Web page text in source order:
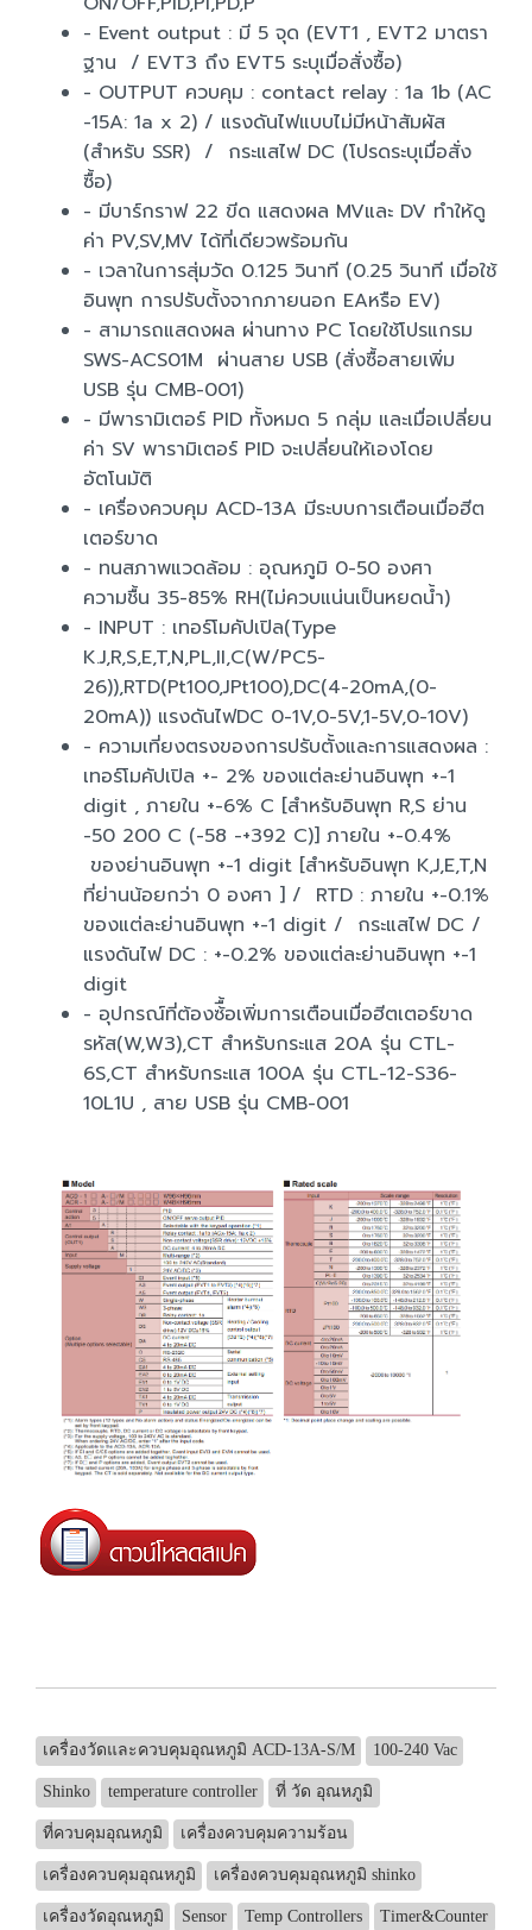
- Event output : มี 5 จุด (EVT1 , EVT2 มาตรา
ฐาน / EVT3 ถึง EVT5 ระบุเมื่อสั่งซื้อ)
- OUTPUT ควบคุม : contact relay : 1a 1b (AC
-15A: 1a x 2) / แรงดันไฟแบบไม่มีหน้าสัมผัส
(สำหรับ SSR) / กระแสไฟ DC (โปรดระบุเมื่อสั่ง
ซื้อ)
- มีบาร์กราฟ 22 ขีด แสดงผล MVและ DV ทำให้ดู
ค่า PV,SV,MV ได้ที่เดียวพร้อมกัน
- เวลาในการสุ่มวัด 0.125 วินาที (0.25 วินาที เมื่อใช้
อินพุท การปรับตั้งจากภายนอก EAหรือ EV)
- สามารถแสดงผล ผ่านทาง PC โดยใช้โปรแกรม
SWS-ACS01M ผ่านสาย USB (สั่งซื้อสายเพิ่ม
USB รุ่น CMB-001)
- มีพารามิเตอร์ PID ทั้งหมด 5 กลุ่ม และเมื่อเปลี่ยน
ค่า SV พารามิเตอร์ PID จะเปลี่ยนให้เองโดย
อัตโนมัติ
- เครื่องควบคุม ACD-13A มีระบบการเตือนเมื่อฮีต
เตอร์ขาด
- ทนสภาพแวดล้อม : อุณหภูมิ 0-50 องศา
ความชื้น 35-85% RH(ไม่ควบแน่นเป็นหยดน้ำ)
- INPUT : เทอร์โมคัปเปิล(Type
K.J,R,S,E,T,N,PL,II,C(W/PC5-
26)),RTD(Pt100,JPt100),DC(4-20mA,(0-
20mA)) แรงดันไฟDC 0-1V,0-5V,1-5V,0-10V)
- ความเที่ยงตรงของการปรับตั้งและการแสดงผล :
เทอร์โมคัปเปิล +- 2% ของแต่ละย่านอินพุท +-1
digit , ภายใน +-6% C [สำหรับอินพุท R,S ย่าน
-50 200 C (-58 -+392 C)] ภายใน +-0.4%
ของย่านอินพุท +-1 digit [สำหรับอินพุท K,J,E,T,N
ที่ย่านน้อยกว่า 0 องศา ] / RTD : ภายใน +-0.1%
ของแต่ละย่านอินพุท +-1 digit / กระแสไฟ DC /
แรงดันไฟ DC : +-0.2% ของแต่ละย่านอินพุท +-1
digit
- อุปกรณ์ที่ต้องซ้ื้อเพิ่มการเตือนเมื่อฮีตเตอร์ขาด
รหัส(W,W3),CT สำหรับกระแส 20A รุ่น CTL-
6S,CT สำหรับกระแส 100A รุ่น CTL-12-S36-
10L1U , สาย USB รุ่น CMB-001
เครื่องวัดและควบคุมอุณหภูมิ ACD-13A-S/M 100-240 Vac
Shinko temperature controller ที่ วัด อุณหภูมิ
ที่ควบคุมอุณหภูมิ เครื่องควบคุมความร้อน
เครื่องควบคุมอุณหภูมิ เครื่องควบคุมอุณหภูมิ shinko
เครื่องวัดอุณหภูมิ Sensor Temp Controllers Timer&Counter